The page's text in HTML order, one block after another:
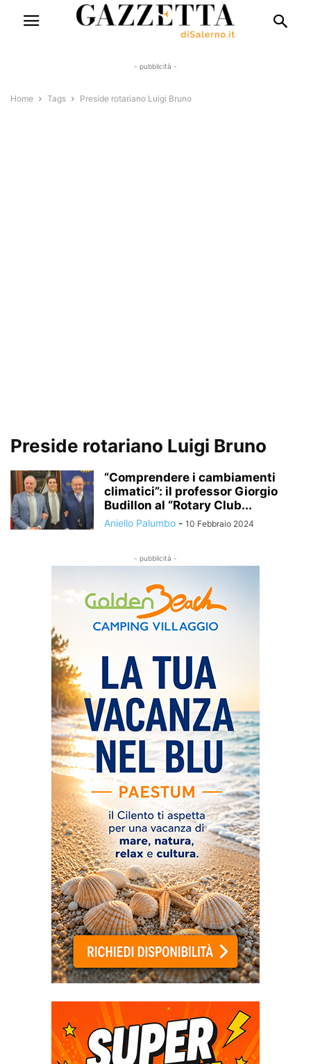
- pubblicità -
Home Tags Preside rotariano Luigi Bruno
Preside rotariano Luigi Bruno
“Comprendere i cambiamenti
climatici”: il professor Giorgio
Budillon al “Rotary Club...
Aniello Palumbo - 10 Febbraio 2024
- pubblicità -